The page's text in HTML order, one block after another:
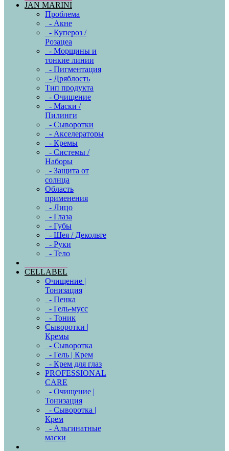
JAN MARINI
Проблема
- Акне
- Купероз /
Розацеа
- Морщины и
тонкие линии
- Пигментация
- Дряблость
Тип продукта
- Очищение
- Маски /
Пилинги
- Сыворотки
- Акселераторы
- Кремы
- Системы /
Наборы
- Защита от
солнца
Область
применения
- Лицо
- Глаза
- Губы
- Шея / Декольте
- Руки
- Тело
CELLABEL
Очищение |
Тонизация
- Пенка
- Гель-мусс
- Тоник
Сыворотки |
Кремы
- Сыворотка
- Гель | Крем
- Крем для глаз
PROFESSIONAL
CARE
- Очищение |
Тонизация
- Сыворотка |
Крем
- Альгинатные
маски